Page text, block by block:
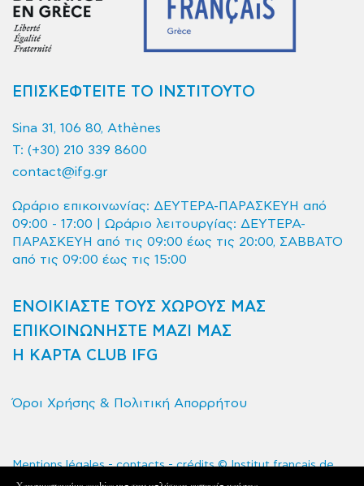
ΕΠΙΣΚΕΦΤΕΙΤΕ ΤΟ ΙΝΣΤΙΤΟΥΤΟ
Sina 31, 106 80, Athènes
T: (+30) 210 339 8600
contact@ifg.gr
Ωράριο επικοινωνίας: ΔΕΥΤΕΡΑ-ΠΑΡΑΣΚΕΥΗ από
09:00 - 17:00 | Ωράριο λειτουργίας: ΔΕΥΤΕΡΑ-
ΠΑΡΑΣΚΕΥΗ από τις 09:00 έως τις 20:00, ΣΑΒΒΑΤΟ
από τις 09:00 έως τις 15:00
ΕΝΟΙΚΙΑΣΤΕ ΤΟΥΣ ΧΩΡΟΥΣ ΜΑΣ
ΕΠΙΚΟΙΝΩΝΗΣΤΕ ΜΑΖΙ ΜΑΣ
Η ΚΑΡΤΑ CLUB IFG
Όροι Χρήσης & Πολιτική Απορρήτου
Mentions légales - contacts - crédits © Institut français de
Grèce 2020 - Tous droits réservés